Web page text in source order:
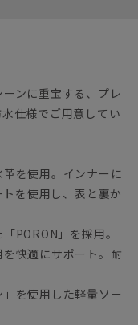
ンに重宝する、プレ
仕様でご用意してい
を使用。インナーに
を使用し、表と裏か
PORON」を採用。
快適にサポート。耐
を使用した軽量ソー